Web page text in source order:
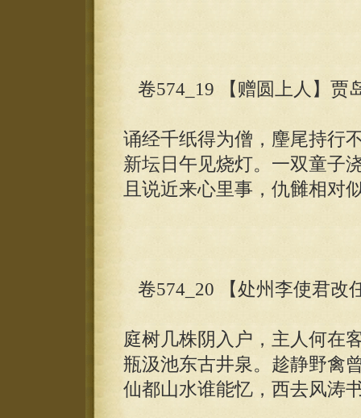
卷574_19 【赠圆上人】贾
诵经千纸得为僧，麈尾持行
新坛日午见烧灯。一双童子
且说近来心里事，仇雠相对
卷574_20 【处州李使君改
庭树几株阴入户，主人何在
瓶汲池东古井泉。趁静野禽
仙都山水谁能忆，西去风涛